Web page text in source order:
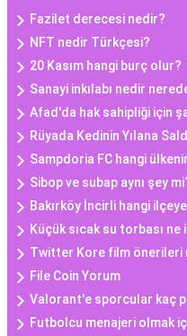
Fazilet derecesi nedir?
NFT nedir Türkçesi?
20 Kasım hangi burç olur?
Sanayi inkılabı nedir
Afad'da hak sahipliği için
Rüyada Kedinin Yılana
Sampdoria FC hangi
Sibop ve subap aynı şey
Bakırköy İncirli hangi
Küçük sıcak su torbası ne
Twitter Kore film önerileri
File Coin Yorum
Valorant'e sporcular kaç
Futbolcu menajeri olmak